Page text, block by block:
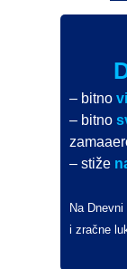
– bitno
– bitno
– stiže
Na
i zračne